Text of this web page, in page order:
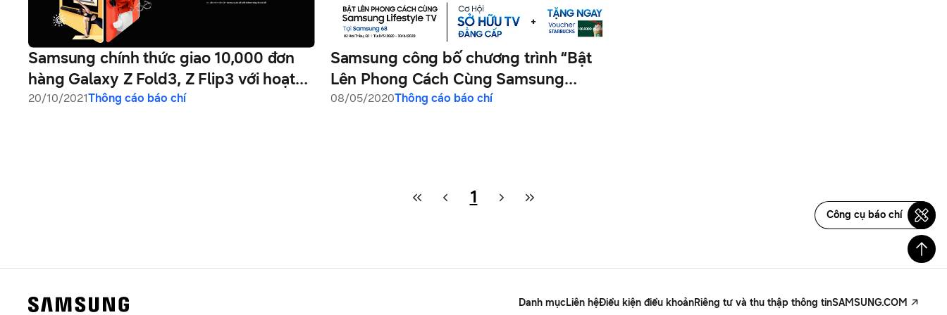
Samsung chính thức giao 10,000 đơn
hàng Galaxy Z Fold3, Z Flip3 với hoạt
động thú vị tại Samsung68 và chuỗi
20/10/2021Thông cáo báo chí
Samsung công bố chương trình “Bật
Lên Phong Cách Cùng Samsung
Lifestyle TV” với hàng nghìn phần quà
08/05/2020Thông cáo báo chí
1
Công cụ báo chí
Danh mụcLiên hệĐiều kiện điều khoảnRiêng tư và thu thập thông tinSAMSUNG.COM